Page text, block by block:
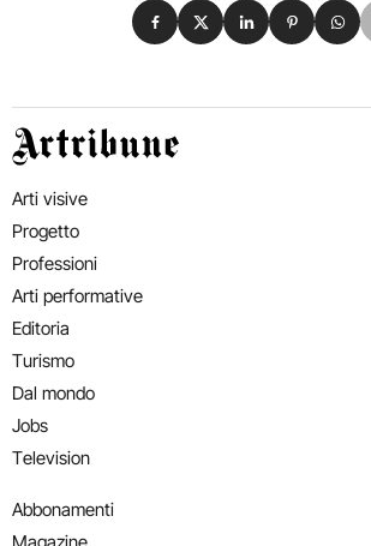
Condividi su Facebook
Condividi su X
Condividi su
Condividi
Artribune
Arti visive
Progetto
Professioni
Arti performative
Editoria
Turismo
Dal mondo
Jobs
Television
Abbonamenti